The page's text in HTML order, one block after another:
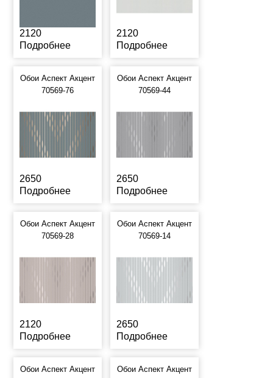
2120
Подробнее
2120
Подробнее
Обои Аспект Акцент
70569-76
2650
Подробнее
Обои Аспект Акцент
70569-44
2650
Подробнее
Обои Аспект Акцент
70569-28
2120
Подробнее
Обои Аспект Акцент
70569-14
2650
Подробнее
Обои Аспект Акцент
Обои Аспект Акцент